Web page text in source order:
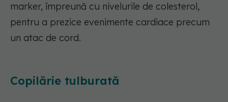
marker, împreună cu nivelurile de colesterol,
pentru a prezice evenimente cardiace precum
un atac de cord.
Copilărie tulburată